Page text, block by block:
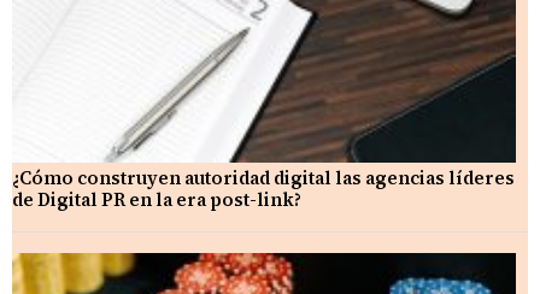
¿Cómo construyen autoridad digital las agencias líderes
de Digital PR en la era post-link?